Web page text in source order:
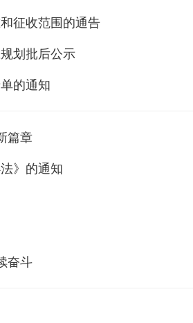
征收范围的通告
划批后公示
的通知
篇章
》的通知
奋斗